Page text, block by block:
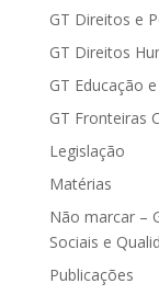
GT Direitos e
GT Direitos
GT Educação
GT Fronteiras
Legislação
Matérias
Não marcar –
Sociais e
Publicações